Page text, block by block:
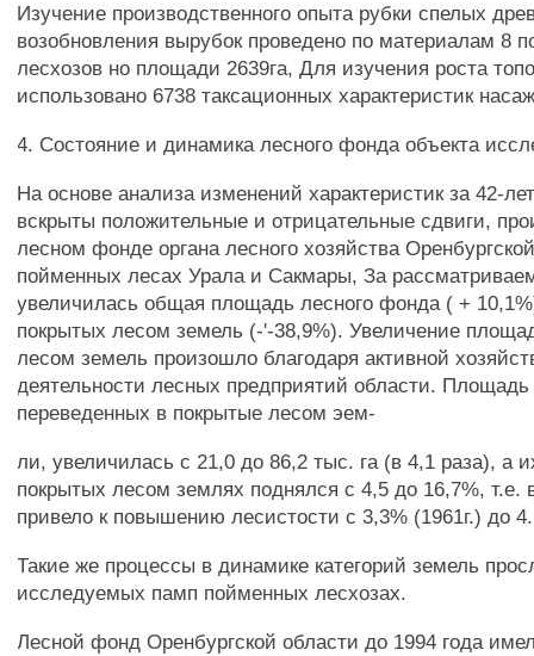
Изучение производственного опыта рубки спелых
возобновления вырубок проведено по материалам 8
лесхозов но площади 2639га, Для изучения роста
использовано 6738 таксационных характеристик
4. Состояние и динамика лесного фонда объекта
На основе анализа изменений характеристик за 42-
вскрыты положительные и отрицательные сдвиги,
лесном фонде органа лесного хозяйства
пойменных лесах Урала и Сакмары, За
увеличилась общая площадь лесного фонда ( +
покрытых лесом земель (-'-38,9%). Увеличение
лесом земель произошло благодаря активной
деятельности лесных предприятий области. Площадь
переведенных в покрытые лесом эем-
ли, увеличилась с 21,0 до 86,2 тыс. га (в 4,1 раза), а
покрытых лесом землях поднялся с 4,5 до 16,7%, т.е.
привело к повышению лесистости с 3,3% (1961г.) до
Такие же процессы в динамике категорий земель
исследуемых памп пойменных лесхозах.
Лесной фонд Оренбургской области до 1994 года